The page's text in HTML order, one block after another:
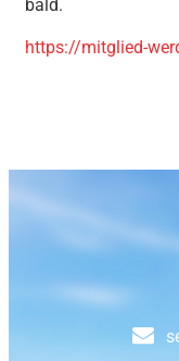
bald.
https://mitglied-